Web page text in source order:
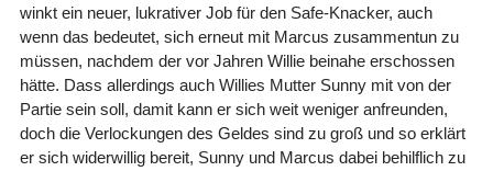
winkt ein neuer, lukrativer Job für den Safe-Knacker, auch
wenn das bedeutet, sich erneut mit Marcus zusammentun zu
müssen, nachdem der vor Jahren Willie beinahe erschossen
hätte. Dass allerdings auch Willies Mutter Sunny mit von der
Partie sein soll, damit kann er sich weit weniger anfreunden,
doch die Verlockungen des Geldes sind zu groß und so erklärt
er sich widerwillig bereit, Sunny und Marcus dabei behilflich zu